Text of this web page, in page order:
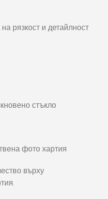
рязкост и детайлност
стъкло
фото хартия
върху